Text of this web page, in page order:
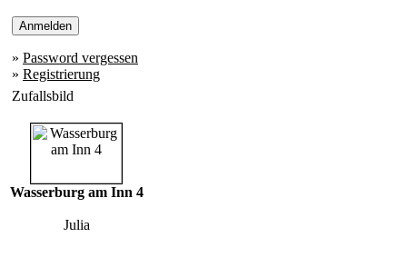
» Password vergessen
» Registrierung
Zufallsbild
Wasserburg am Inn 4
Julia